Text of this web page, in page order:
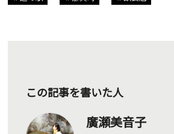
この記事を書いた人
廣瀬美音子